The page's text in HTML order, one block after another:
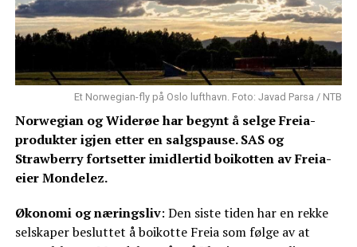
Et Norwegian-fly på Oslo lufthavn. Foto: Javad Parsa / NTB
Norwegian og Widerøe har begynt å selge Freia-
produkter igjen etter en salgspause. SAS og
Strawberry fortsetter imidlertid boikotten av Freia-
eier Mondelez.
Økonomi og næringsliv: Den siste tiden har en rekke
selskaper besluttet å boikotte Freia som følge av at